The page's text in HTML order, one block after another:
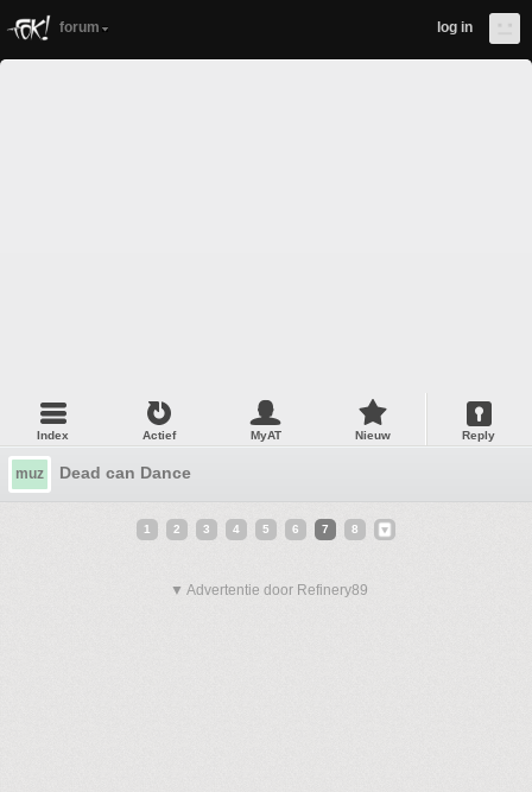
forum log in
Index Actief MyAT Nieuw Reply
muz Dead can Dance
1 2 3 4 5 6 7 8
▼ Advertentie door Refinery89